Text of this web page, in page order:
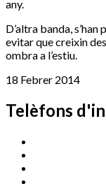
any.
D’altra banda,
evitar que creixin
ombra a l’estiu.
18 Febrer 2014
Telèfons